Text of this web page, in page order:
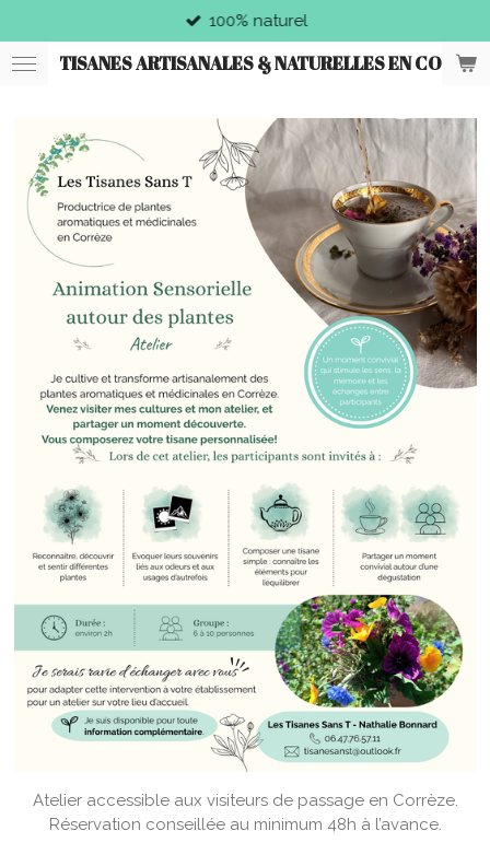
au
contenuTISANES ARTISANALES & NATURELLES EN
100% naturel
Atelier accessible aux visiteurs de passage en Corrèze.
Réservation conseillée au minimum 48h à l’avance.